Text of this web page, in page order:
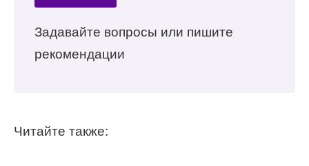
Задавайте вопросы или пишите
рекомендации
Читайте также: